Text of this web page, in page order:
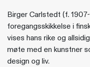
Birger Carlstedt (f.
foregangsskikkelse i
vises hans rike og
møte med en kunstner
design og liv.